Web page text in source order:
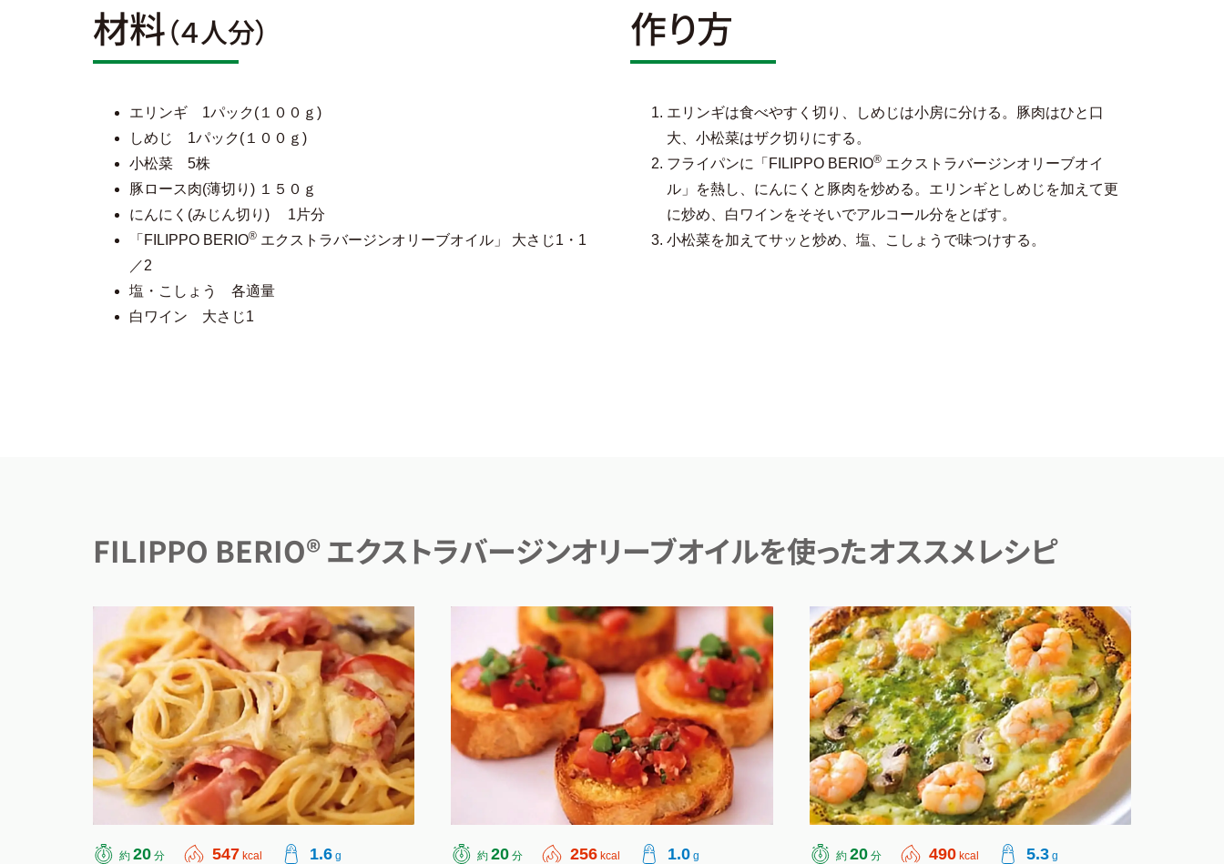
材料（４人分）
エリンギ 1パック(１００ｇ)
しめじ 1パック(１００ｇ)
小松菜 5株
豚ロース肉(薄切り) １５０ｇ
にんにく(みじん切り) 1片分
「FILIPPO BERIO® エクストラバージンオリーブオイル」 大さじ1・1
／2
塩・こしょう 各適量
白ワイン 大さじ1
作り方
エリンギは食べやすく切り、しめじは小房に分ける。豚肉はひと口
大、小松菜はザク切りにする。
フライパンに「FILIPPO BERIO®エクストラバージンオリーブオイ
ル」を熱し、にんにくと豚肉を炒める。エリンギとしめじを加えて更
に炒め、白ワインをそそいでアルコール分をとばす。
小松菜を加えてサッと炒め、塩、こしょうで味つけする。
FILIPPO BERIO® エクストラバージンオリーブオイルを使ったオススメレシピ
約 20 分 547 kcal 1.6 g 約 20 分 256 kcal 1.0 g 約 20 分 490 kcal 5.3 g